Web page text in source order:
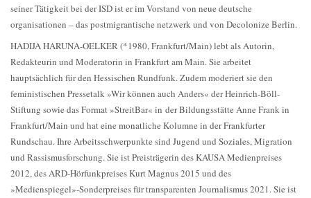
seiner Tätigkeit bei der ISD ist er im Vorstand von neue deutsche
organisationen – das postmigrantische netzwerk und von Decolonize Berlin.
HADIJA HARUNA-OELKER (*1980, Frankfurt/Main) lebt als Autorin,
Redakteurin und Moderatorin in Frankfurt am Main. Sie arbeitet
hauptsächlich für den Hessischen Rundfunk. Zudem moderiert sie den
feministischen Pressetalk »Wir können auch Anders« der Heinrich-Böll-
Stiftung sowie das Format »StreitBar« in der Bildungsstätte Anne Frank in
Frankfurt/Main und hat eine monatliche Kolumne in der Frankfurter
Rundschau. Ihre Arbeitsschwerpunkte sind Jugend und Soziales, Migration
und Rassismusforschung. Sie ist Preisträgerin des KAUSA Medienpreises
2012, des ARD-Hörfunkpreises Kurt Magnus 2015 und des
»Medienspiegel»-Sonderpreises für transparenten Journalismus 2021. Sie ist